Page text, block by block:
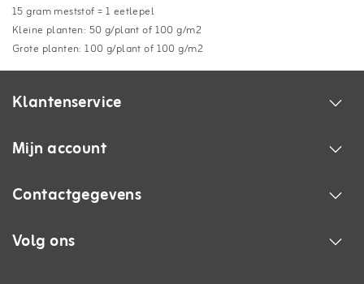
15 gram meststof = 1 eetlepel
Kleine planten: 50 g/plant of 100 g/m2
Grote planten: 100 g/plant of 100 g/m2
Klantenservice
Mijn account
Contactgegevens
Volg ons